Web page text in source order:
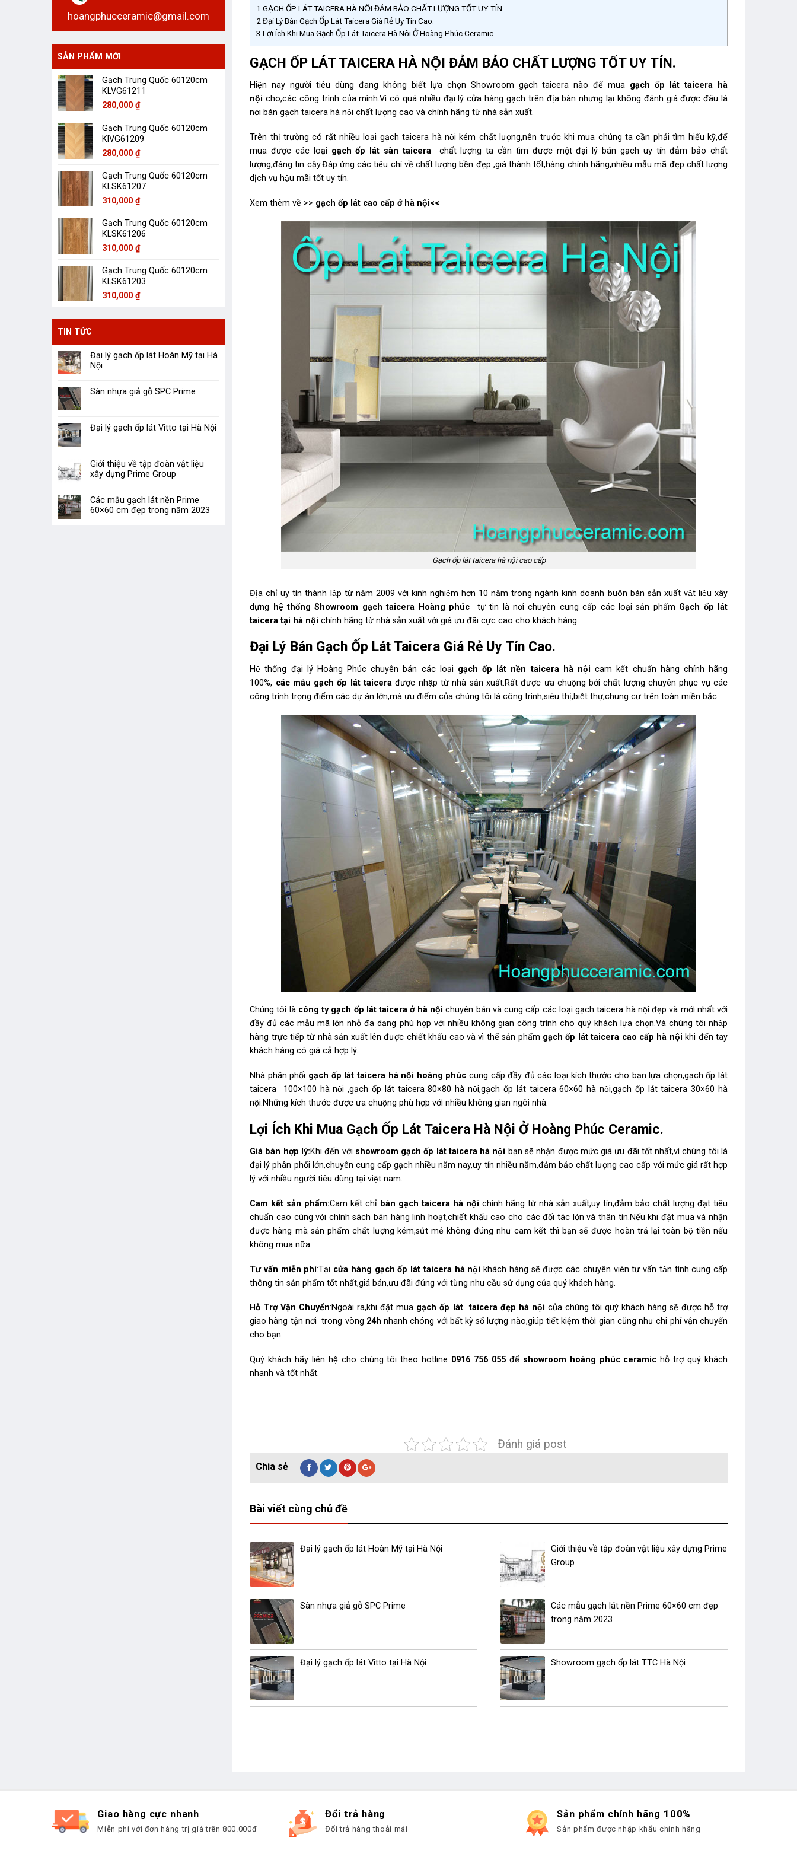
hoangphucceramic@gmail.com
SẢN PHẨM MỚI
Gạch Trung Quốc 60120cm
KLVG61211
280,000 ₫
Gạch Trung Quốc 60120cm
KlVG61209
280,000 ₫
Gạch Trung Quốc 60120cm
KLSK61207
310,000 ₫
Gạch Trung Quốc 60120cm
KLSK61206
310,000 ₫
Gạch Trung Quốc 60120cm
KLSK61203
310,000 ₫
TIN TỨC
Đại lý gạch ốp lát Hoàn Mỹ tại Hà
Nội
Sàn nhựa giả gỗ SPC Prime
Đại lý gạch ốp lát Vitto tại Hà Nội
Giới thiệu về tập đoàn vật liệu
xây dựng Prime Group
Các mẫu gạch lát nền Prime
60×60 cm đẹp trong năm 2023
1 GẠCH ỐP LÁT TAICERA HÀ NỘI ĐẢM BẢO CHẤT LƯỢNG TỐT UY TÍN.
2 Đại Lý Bán Gạch Ốp Lát Taicera Giá Rẻ Uy Tín Cao.
3 Lợi Ích Khi Mua Gạch Ốp Lát Taicera Hà Nội Ở Hoàng Phúc Ceramic.
GẠCH ỐP LÁT TAICERA HÀ NỘI ĐẢM BẢO CHẤT LƯỢNG TỐT UY TÍN.
Hiện nay người tiêu dùng đang không biết lựa chọn Showroom gạch taicera nào để mua gạch ốp lát taicera hà
nội cho,các công trình của mình.Vì có quá nhiều đại lý cửa hàng gạch trên địa bàn nhưng lại không đánh giá được đâu là
nơi bán gạch taicera hà nội chất lượng cao và chính hãng từ nhà sản xuất.
Trên thị trường có rất nhiều loại gạch taicera hà nội kém chất lượng,nên trước khi mua chúng ta cần phải tìm hiểu kỹ,để
mua được các loại gạch ốp lát sàn taicera
chất lượng ta cần tìm được một đại lý bán gạch uy tín đảm bảo chất
lượng,đáng tin cậy.Đáp ứng các tiêu chí về chất lượng bền đẹp ,giá thành tốt,hàng chính hãng,nhiều mẫu mã đẹp chất lượng
dịch vụ hậu mãi tốt uy tín.
Xem thêm về >> gạch ốp lát cao cấp ở hà nội<<
Gạch ốp lát taicera hà nội cao cấp
Địa chỉ uy tín thành lập từ năm 2009 với kinh nghiệm hơn 10 năm trong ngành kinh doanh buôn bán sản xuất vật liệu xây
dựng
hệ thống Showroom gạch taicera Hoàng phúc tự tin là nơi chuyên cung cấp các loại sản phẩm Gạch ốp lát
taiceratại hà nội chính hãng từ nhà sản xuất với giá ưu đãi cực cao cho khách hàng.
Đại Lý Bán Gạch Ốp Lát Taicera Giá Rẻ Uy Tín Cao.
Hệ thống đại lý Hoàng Phúc chuyên bán các loại gạch ốp lát nền taicerahà nội cam kết chuẩn hàng chính hãng
100%, các mẫu gạch ốp lát taicerađược nhập từ nhà sản xuất.Rất được ưa chuộng bởi chất lượng chuyên phục vụ các
công trình trọng điểm các dự án lớn,mà ưu điểm của chúng tôi là công trình,siêu thị,biệt thự,chung cư trên toàn miền bắc.
Chúng tôi là công ty gạch ốp lát taicera ởhà nội chuyên bán và cung cấp các loại gạch taicera hà nội đẹp và mới nhất với
đầy đủ các mẫu mã lớn nhỏ đa dạng phù hợp với nhiều không gian công trình cho quý khách lựa chọn.Và chúng tôi nhập
hàng trực tiếp từ nhà sản xuất lên được chiết khấu cao và vì thế sản phẩm gạch ốp lát taicera cao cấp hà nội khi đến tay
khách hàng có giá cả hợp lý.
Nhà phân phối gạch ốp lát taicerahà nội hoàng phúc cung cấp đầy đủ các loại kích thước cho bạn lựa chọn,gạch ốp lát
taicera 100×100 hà nội ,gạch ốp lát taicera 80×80 hà nội,gạch ốp lát taicera 60×60 hà nội,gạch ốp lát taicera 30×60 hà
nội.Những kích thước được ưa chuộng phù hợp với nhiều không gian ngôi nhà.
Lợi Ích Khi Mua Gạch Ốp Lát Taicera Hà Nội Ở Hoàng Phúc Ceramic.
Giá bán hợp lý:Khi đến với showroom gạch ốp lát taicera hà nội bạn sẽ nhận được mức giá ưu đãi tốt nhất,vì chúng tôi là
đại lý phân phối lớn,chuyên cung cấp gạch nhiều năm nay,uy tín nhiều năm,đảm bảo chất lượng cao cấp với mức giá rất hợp
lý với nhiều người tiêu dùng tại việt nam.
Cam kết sản phẩm:Cam kết chỉ bán gạch taicera hà nội chính hãng từ nhà sản xuất,uy tín,đảm bảo chất lượng đạt tiêu
chuẩn cao cùng với chính sách bán hàng linh hoạt,chiết khấu cao cho các đối tác lớn và thân tín.Nếu khi đặt mua và nhận
được hàng mà sản phẩm chất lượng kém,sứt mẻ không đúng như cam kết thì bạn sẽ được hoàn trả lại toàn bộ tiền nếu
không mua nữa.
Tư vấn miễn phí:Tại cửa hàng gạch ốp lát taicera hà nội khách hàng sẽ được các chuyên viên tư vấn tận tình cung cấp
thông tin sản phẩm tốt nhất,giá bán,ưu đãi đúng với từng nhu cầu sử dụng của quý khách hàng.
Hỗ Trợ Vận Chuyển:Ngoài ra,khi đặt mua gạch ốp lát taicera đẹp hà nội của chúng tôi quý khách hàng sẽ được hỗ trợ
giao hàng tận nơi trong vòng 24h nhanh chóng với bất kỳ số lượng nào,giúp tiết kiệm thời gian cũng như chi phí vận chuyển
cho bạn.
Quý khách hãy liên hệ cho chúng tôi theo hotline 0916 756 055 để showroom hoàng phúc ceramic hỗ trợ quý khách
nhanh và tốt nhất.
Đánh giá post
Bài viết cùng chủ đề
Đại lý gạch ốp lát Hoàn Mỹ tại Hà Nội
Sàn nhựa giả gỗ SPC Prime
Đại lý gạch ốp lát Vitto tại Hà Nội
Giới thiệu về tập đoàn vật liệu xây dựng Prime
Group
Các mẫu gạch lát nền Prime 60×60 cm đẹp
trong năm 2023
Showroom gạch ốp lát TTC Hà Nội
Giao hàng cực nhanh
Miễn phí với đơn hàng trị giá trên 800.000đ
Đổi trả hàng
Đổi trả hàng thoải mái
Sản phẩm chính hãng 100%
Sản phẩm được nhập khẩu chính hãng